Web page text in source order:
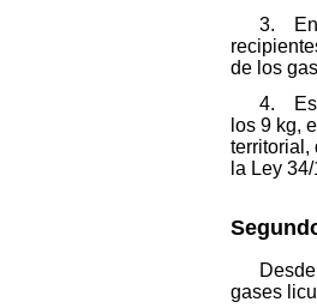
3. En
de los
4.
los 9 kg,
territorial,
la Ley
gases